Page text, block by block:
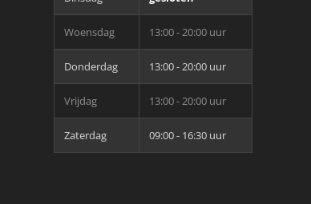
Woensdag 13:00 - 20:00 uur
Donderdag 13:00 - 20:00 uur
Vrijdag 13:00 - 20:00 uur
Zaterdag 09:00 - 16:30 uur